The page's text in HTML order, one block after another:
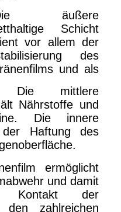
äußere
Schicht
vor allem der
des
und als
Die mittlere
Nährstoffe und
Die innere
der Haftung des
ermöglicht
und damit
Kontakt der
den zahlreichen